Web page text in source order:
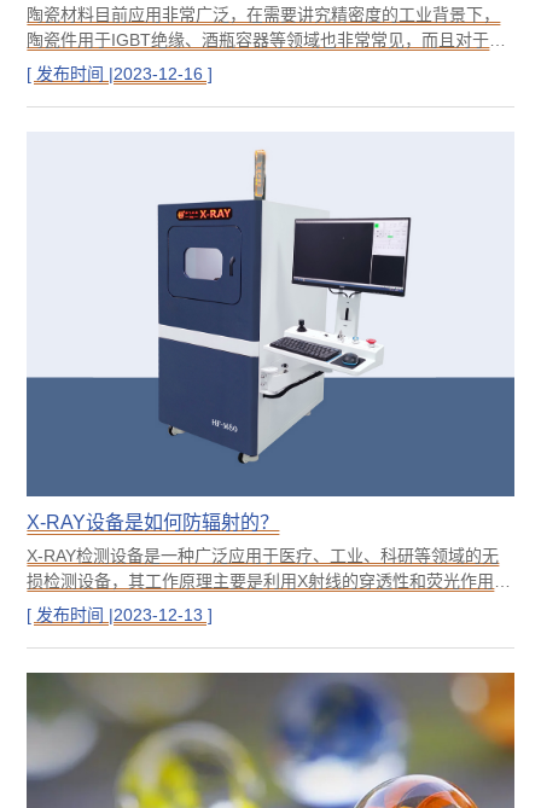
陶瓷材料目前应用非常广泛，在需要讲究精密度的工业背景下，
陶瓷件用于IGBT绝缘、酒瓶容器等领域也非常常见，而且对于
IGBT的应用，几乎所有的生产厂商都非常重视产品品质，像内部
是否存在气泡呀、缺憾呀都非常重视，这也直接导致很多企业在
[ 发布时间 |2023-12-16 ]
X-RAY设备是如何防辐射的？
X-RAY检测设备是一种广泛应用于医疗、工业、科研等领域的无
损检测设备，其工作原理主要是利用X射线的穿透性和荧光作用，
对物体内部进行成像或检测。然而，X射线是一种高频率短波长的
电磁波，具有很强的穿透力和辐射性，如果生物体长时间或大量
器官衰竭。因此，X-RAY检测设备通常会配备屏蔽辐射的措施。
[ 发布时间 |2023-12-13 ]